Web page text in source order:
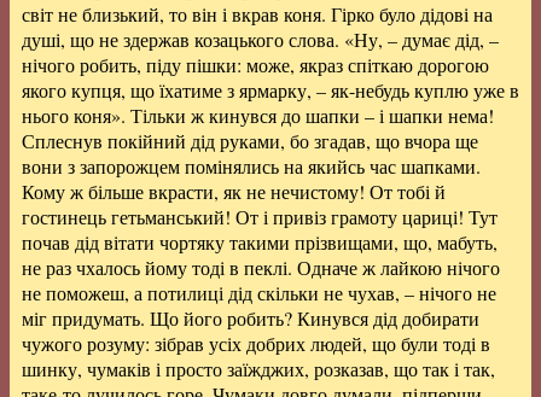
світ не близький, то він і вкрав коня. Гірко було дідові на
душі, що не здержав козацького слова. «Ну, – думає дід, –
нічого робить, піду пішки: може, якраз спіткаю дорогою
якого купця, що їхатиме з ярмарку, – як-небудь куплю уже в
нього коня». Тільки ж кинувся до шапки – і шапки нема!
Сплеснув покійний дід руками, бо згадав, що вчора ще
вони з запорожцем помінялись на якийсь час шапками.
Кому ж більше вкрасти, як не нечистому! От тобі й
гостинець гетьманський! От і привіз грамоту цариці! Тут
почав дід вітати чортяку такими прізвищами, що, мабуть,
не раз чхалось йому тоді в пеклі. Одначе ж лайкою нічого
не поможеш, а потилиці дід скільки не чухав, – нічого не
міг придумать. Що його робить? Кинувся дід добирати
чужого розуму: зібрав усіх добрих людей, що були тоді в
шинку, чумаків і просто заїжджих, розказав, що так і так,